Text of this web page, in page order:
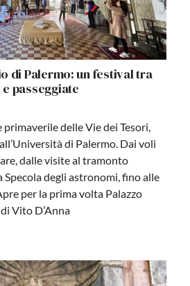
di Palermo: un festival tra
passeggiate
primaverile delle Vie dei Tesori,
di Palermo. Dai voli
dalle visite al tramonto
Specola degli astronomi, fino alle
per la prima volta Palazzo
Vito D’Anna